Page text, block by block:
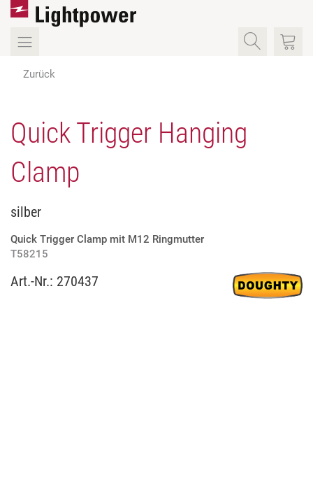
Zurück
Quick Trigger Hanging
Clamp
silber
Quick Trigger Clamp mit M12 Ringmutter
T58215
Art.-Nr.: 270437